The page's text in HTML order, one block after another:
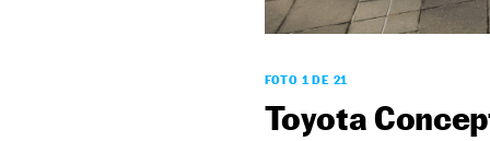
FOTO 1 DE 21
Toyota